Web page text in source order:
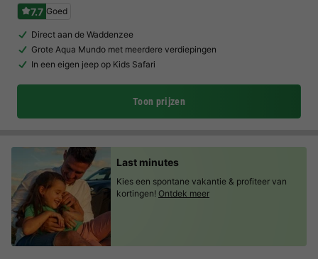
7.7 Goed
Direct aan de Waddenzee
Grote Aqua Mundo met meerdere verdiepingen
In een eigen jeep op Kids Safari
Toon prijzen
Last minutes
Kies een spontane vakantie & profiteer van
kortingen! Ontdek meer